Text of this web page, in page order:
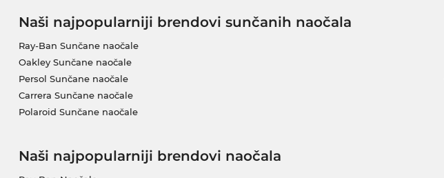
Naši najpopularniji brendovi sunčanih naočala
Ray-Ban Sunčane naočale
Oakley Sunčane naočale
Persol Sunčane naočale
Carrera Sunčane naočale
Polaroid Sunčane naočale
Naši najpopularniji brendovi naočala